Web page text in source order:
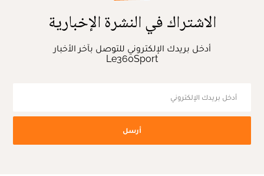
الاشتراك في النشرة الإخبارية
أدخل بريدك الإلكتروني للتوصل بآخر الأخبار
Le360Sport
أرسل